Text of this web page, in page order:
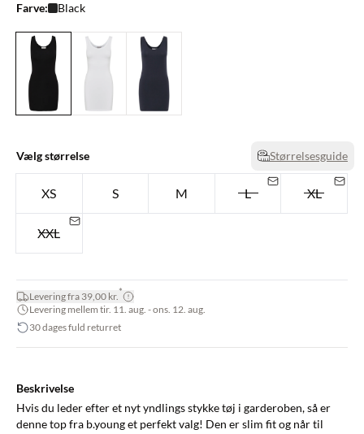
Farve: Black
Vælg størrelse Størrelsesguide
XS S M L XL
XXL
Levering fra 39,00 kr. *
Levering mellem tir. 11. aug. - ons. 12. aug.
30 dages fuld returret
Beskrivelse
Hvis du leder efter et nyt yndlings stykke tøj i garderoben, så er
denne top fra b.young et perfekt valg! Den er slim fit og når til